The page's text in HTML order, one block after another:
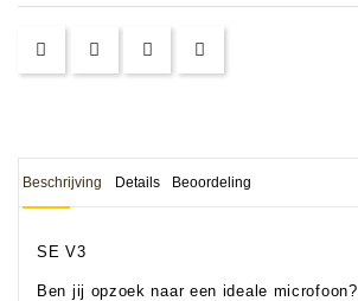
CLINICS
VERHUUR,
Beschrijving Details Beoordeling
SE V3
Ben jij opzoek naar een ideale microfoon?